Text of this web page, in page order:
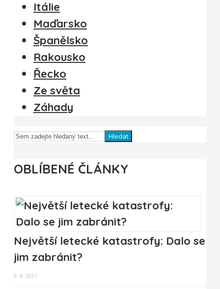
Itálie
Maďarsko
Španělsko
Rakousko
Řecko
Ze světa
Záhady
Hledat
OBLÍBENÉ ČLÁNKY
Největší letecké katastrofy: Dalo se
jim zabránit?
9. 4. 2021